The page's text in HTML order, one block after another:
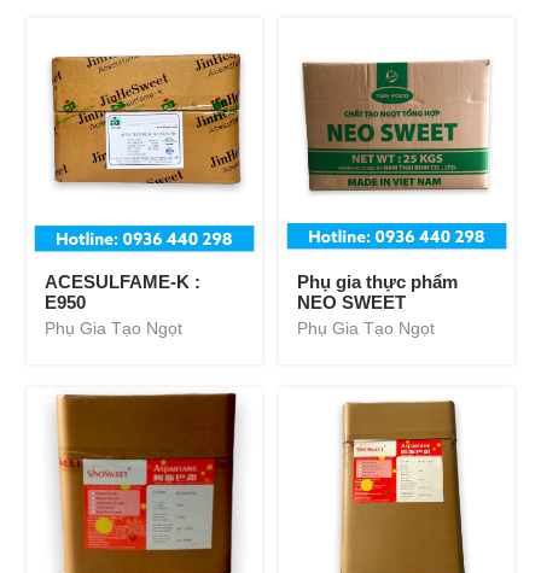
ACESULFAME-K :
E950
Phụ Gia Tạo Ngọt
Phụ gia thực phẩm
NEO SWEET
Phụ Gia Tạo Ngọt